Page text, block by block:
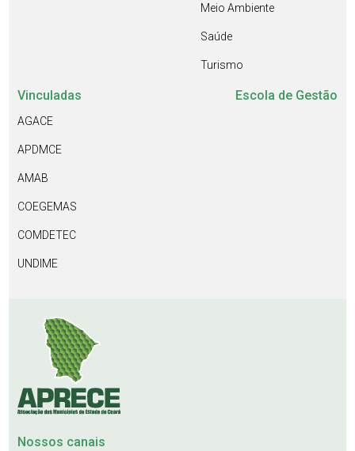
Meio Ambiente
Saúde
Turismo
Vinculadas
AGACE
APDMCE
AMAB
COEGEMAS
COMDETEC
UNDIME
Escola de Gestão
Nossos canais